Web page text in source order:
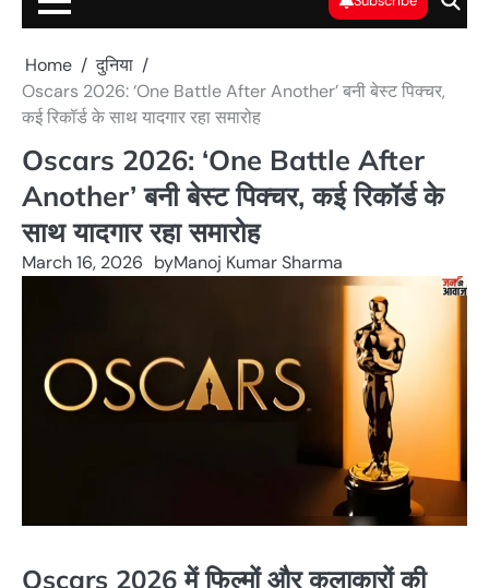
Home
दुनिया
Oscars 2026: ‘One Battle After Another’ बनी बेस्ट पिक्चर,
कई रिकॉर्ड के साथ यादगार रहा समारोह
Oscars 2026: ‘One Battle After
Another’ बनी बेस्ट पिक्चर, कई रिकॉर्ड के
साथ यादगार रहा समारोह
March 16, 2026 byManoj Kumar Sharma
Oscars 2026 में फिल्मों और कलाकारों की